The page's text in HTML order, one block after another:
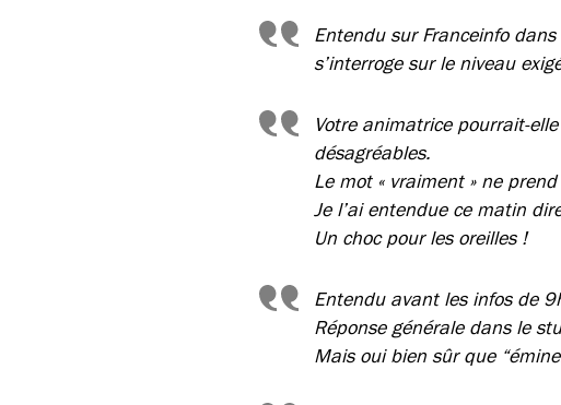
Entendu sur Franceinfo
s’interroge sur le niveau
Votre animatrice pourrait-
désagréables.
Le mot « vraiment » ne prend
Je l’ai entendue ce matin
Un choc pour les oreilles !
Entendu avant les infos de
Réponse générale dans le
Mais oui bien sûr que